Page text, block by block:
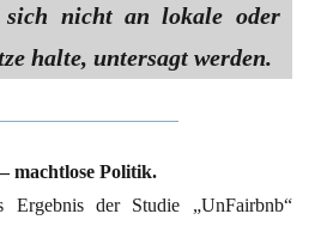
nicht an lokale oder
halte, untersagt werden.
machtlose Politik.
Ergebnis der Studie „UnFairbnb“